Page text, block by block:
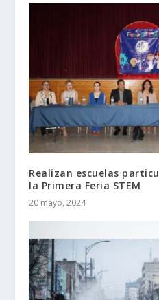
Realizan escuelas
la Primera Feria STEM
20 mayo, 2024